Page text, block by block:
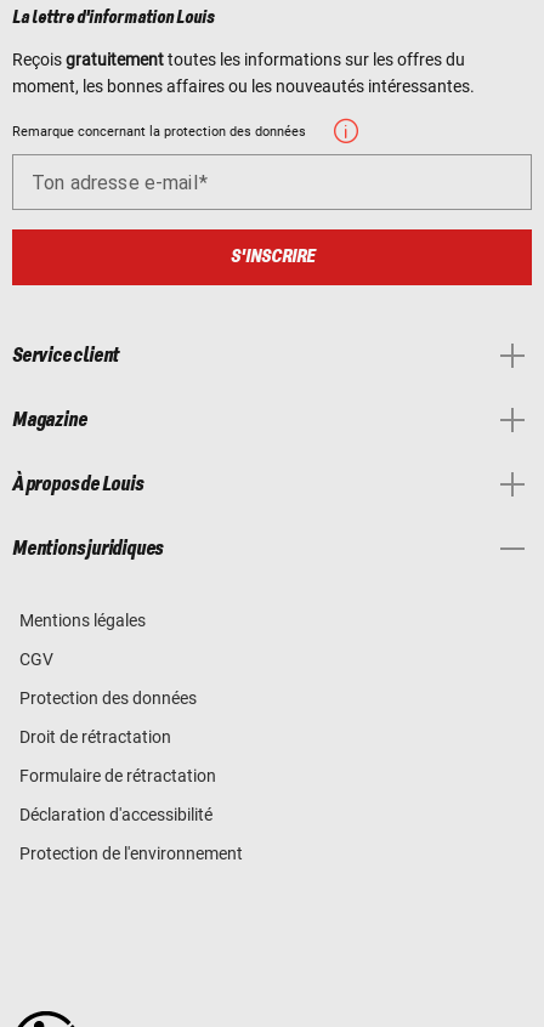
La lettre d'information Louis
Reçoisgratuitementtoutes les informations sur les offres du
moment, les bonnes affaires ou les nouveautés intéressantes.
Remarque concernant la protection des données
Ton adresse e-mail
S'INSCRIRE
Service client
Magazine
À propos de Louis
Mentions juridiques
Mentions légales
CGV
Protection des données
Droit de rétractation
Formulaire de rétractation
Déclaration d'accessibilité
Protection de l'environnement